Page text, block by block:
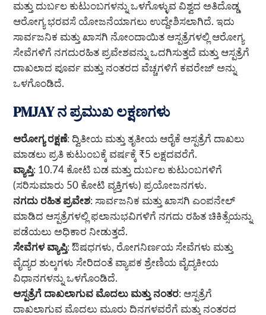
ಮತ್ತು ದುರ್ಬಲ ಕುಟುಂಬಗಳನ್ನು ಒಳಗೊಳ್ಳುವ ವಿಶ್ವದ ಅತಿದೊಡ್ಡ
ಆರೋಗ್ಯ ಭರವಸೆ ಯೋಜನೆಯಾಗಲು ಉದ್ದೇಶಿಸಲಾಗಿದೆ. ಇದು
ಸಾರ್ವಜನಿಕ ಮತ್ತು ಖಾಸಗಿ ನೋಂದಾಯಿತ ಆಸ್ಪತ್ರೆಗಳಲ್ಲಿ ಆರೋಗ್ಯ
ಸೇವೆಗಳಿಗೆ ನಗದುರಹಿತ ಪ್ರವೇಶವನ್ನು ಒದಗಿಸುತ್ತದೆ ಮತ್ತು ಆಸ್ಪತ್ರೆಗೆ
ದಾಖಲಾದ ಪೂರ್ವ ಮತ್ತು ನಂತರದ ವೆಚ್ಚಗಳಿಗೆ ಕವರೇಜ್ ಅನ್ನು
ಒಳಗೊಂಡಿದೆ.
PMJAY ನ ಪ್ರಮುಖ ಲಕ್ಷಣಗಳು
ಆರೋಗ್ಯ ರಕ್ಷಣೆ: ದ್ವಿತೀಯ ಮತ್ತು ತೃತೀಯ ಆರೈಕೆ ಆಸ್ಪತ್ರೆಗೆ ದಾಖಲು
ಮಾಡಲು ಪ್ರತಿ ಕುಟುಂಬಕ್ಕೆ ವರ್ಷಕ್ಕೆ ₹5 ಲಕ್ಷದವರೆಗೆ.
ವ್ಯಾಪ್ತಿ: 10.74 ಕೋಟಿ ಬಡ ಮತ್ತು ದುರ್ಬಲ ಕುಟುಂಬಗಳಿಗೆ
(ಸರಿಸುಮಾರು 50 ಕೋಟಿ ವ್ಯಕ್ತಿಗಳು) ಪ್ರಯೋಜನಗಳು.
ನಗದು ರಹಿತ ಪ್ರವೇಶ: ಸಾರ್ವಜನಿಕ ಮತ್ತು ಖಾಸಗಿ ಎಂಪನೇಲ್
ಮಾಡಿದ ಆಸ್ಪತ್ರೆಗಳಲ್ಲಿ ಫಲಾನುಭವಿಗಳಿಗೆ ನಗದು ರಹಿತ ಚಿಕಿತ್ಸೆಯನ್ನು
ಪಡೆಯಲು ಅಧಿಕಾರ ನೀಡುತ್ತದೆ.
ಸೇವೆಗಳ ವ್ಯಾಪ್ತಿ: ಔಷಧಗಳು, ರೋಗನಿರ್ಣಯ ಸೇವೆಗಳು ಮತ್ತು
ವೈದ್ಯರ ಶುಲ್ಕಗಳು ಸೇರಿದಂತೆ ವ್ಯಾಪಕ ಶ್ರೇಣಿಯ ವೈದ್ಯಕೀಯ
ವಿಧಾನಗಳನ್ನು ಒಳಗೊಂಡಿದೆ.
ಆಸ್ಪತ್ರೆಗೆ ದಾಖಲಾಗುವ ಮೊದಲು ಮತ್ತು ನಂತರ: ಆಸ್ಪತ್ರೆಗೆ
ದಾಖಲಾಗುವ ಮೊದಲು ಮೂರು ದಿನಗಳವರೆಗೆ ಮತ್ತು ನಂತರದ